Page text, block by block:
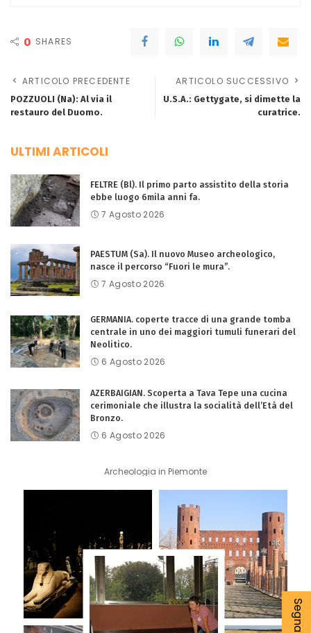
0 SHARES
ARTICOLO PRECEDENTE
POZZUOLI (Na): Al via il
restauro del Duomo.
ARTICOLO SUCCESSIVO
U.S.A.: Gettygate, si dimette la
curatrice.
ULTIMI ARTICOLI
FELTRE (Bl). Il primo parto assistito della storia
ebbe luogo 6mila anni fa.
7 Agosto 2026
PAESTUM (Sa). Il nuovo Museo archeologico,
nasce il percorso “Fuori le mura”.
7 Agosto 2026
GERMANIA. coperte tracce di una grande tomba
centrale in uno dei maggiori tumuli funerari del
Neolitico.
6 Agosto 2026
AZERBAIGIAN. Scoperta a Tava Tepe una cucina
cerimoniale che illustra la socialità dell’Età del
Bronzo.
6 Agosto 2026
Archeologia in Piemonte